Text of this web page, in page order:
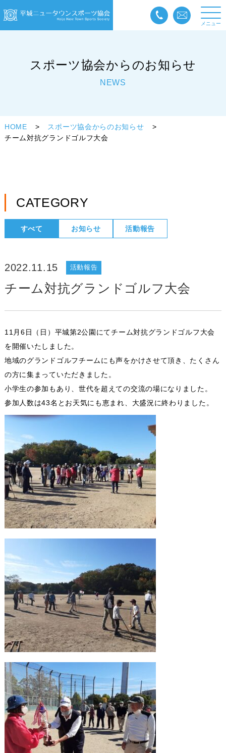
メニュー
スポーツ協会からのお知らせ
NEWS
HOME
スポーツ協会からのお知らせ
チーム対抗グランドゴルフ大会
チーム対抗グランドゴルフ大会
2022.11.15 活動報告
11月6日（日）平城第2公園にてチーム対抗グランドゴルフ大会
を開催いたしました。
地域のグランドゴルフチームにも声をかけさせて頂き、たくさん
の方に集まっていただきました。
小学生の参加もあり、世代を超えての交流の場になりました。
参加人数は43名とお天気にも恵まれ、大盛況に終わりました。
CATEGORY
すべて お知らせ 活動報告